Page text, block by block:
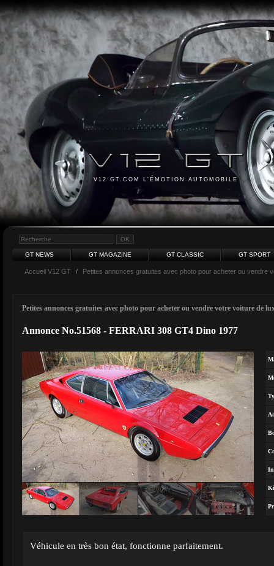
V12 GT.COM L'ÉMOTION AUTOMOBILE
GT NEWS GT MAGAZINE GT CLASSIC GT SPORT
Accueil V12 GT / Petites annonces gratuites avec photo pour acheter ou vendre
Petites annonces gratuites avec photo pour acheter ou vendre votre voiture de
Annonce No.51568 - FERRARI 308 GT4 Dino 1977
Véhicule en très bon état, fonctionne parfaitement.